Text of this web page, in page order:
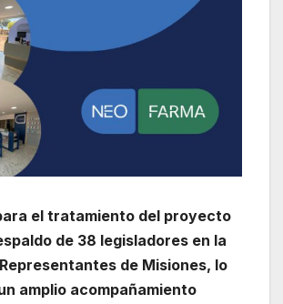
el tratamiento del proyecto
de 38 legisladores en la
de Misiones, lo
amplio acompañamiento